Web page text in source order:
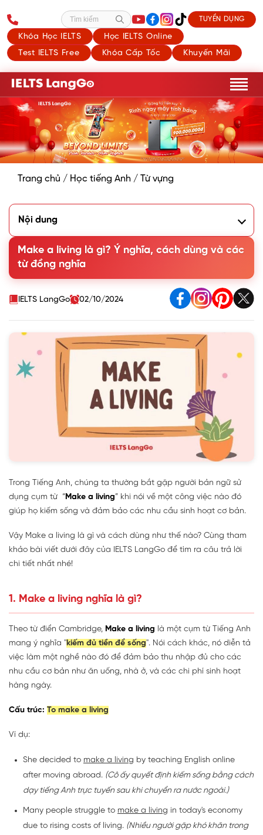
Khóa Học IELTS
Học IELTS Online
Test IELTS Free
Khóa Cấp Tốc Khuyến Mãi
Tìm kiếm TUYỂN DỤNG
Trang chủ / Học tiếng Anh / Từ vựng
Nội dung
2. Cách sử dụng thành ngữ Make a living trong Tiếng Anh
3. Các từ/cụm từ đồng nghĩa với Make a living trong Tiếng
Anh
4. Bài tập thực hành với cấu trúc Make a living trong Tiếng
Make a living là gì? Ý nghĩa, cách dùng và các
từ đồng nghĩa
IELTS LangGo 02/10/2024
Trong Tiếng Anh, chúng ta thường bắt gặp người bản ngữ sử
dụng cụm từ “Make a living” khi nói về một công việc nào đó
giúp họ kiếm sống và đảm bảo các nhu cầu sinh hoạt cơ bản.
Vậy Make a living là gì và cách dùng như thế nào? Cùng tham
khảo bài viết dưới đây của IELTS LangGo để tìm ra câu trả lời
chi tiết nhất nhé!
1. Make a living nghĩa là gì?
Theo từ điển Cambridge, Make a living là một cụm từ Tiếng Anh
mang ý nghĩa "kiếm đủ tiền để sống". Nói cách khác, nó diễn tả
việc làm một nghề nào đó để đảm bảo thu nhập đủ cho các
nhu cầu cơ bản như ăn uống, nhà ở, và các chi phí sinh hoạt
hàng ngày.
Cấu trúc: To make a living
Ví dụ:
She decided to make a living by teaching English online
after moving abroad. (Cô ấy quyết định kiếm sống bằng cách
dạy tiếng Anh trực tuyến sau khi chuyển ra nước ngoài.)
Many people struggle to make a living in today's economy
due to rising costs of living. (Nhiều người gặp khó khăn trong